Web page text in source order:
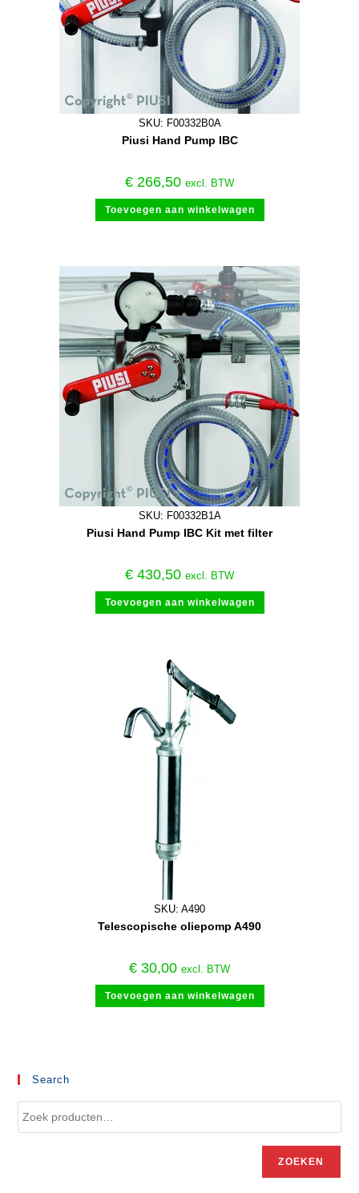
SKU: F00332B0A
Piusi Hand Pump IBC
€ 266,50 excl. BTW
Toevoegen aan winkelwagen
SKU: F00332B1A
Piusi Hand Pump IBC Kit met filter
€ 430,50 excl. BTW
Toevoegen aan winkelwagen
SKU: A490
Telescopische oliepomp A490
€ 30,00 excl. BTW
Toevoegen aan winkelwagen
Search
ZOEKEN